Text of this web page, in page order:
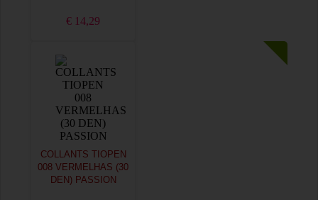
€ 14,29
COLLANTS TIOPEN
008 VERMELHAS (30
DEN) PASSION